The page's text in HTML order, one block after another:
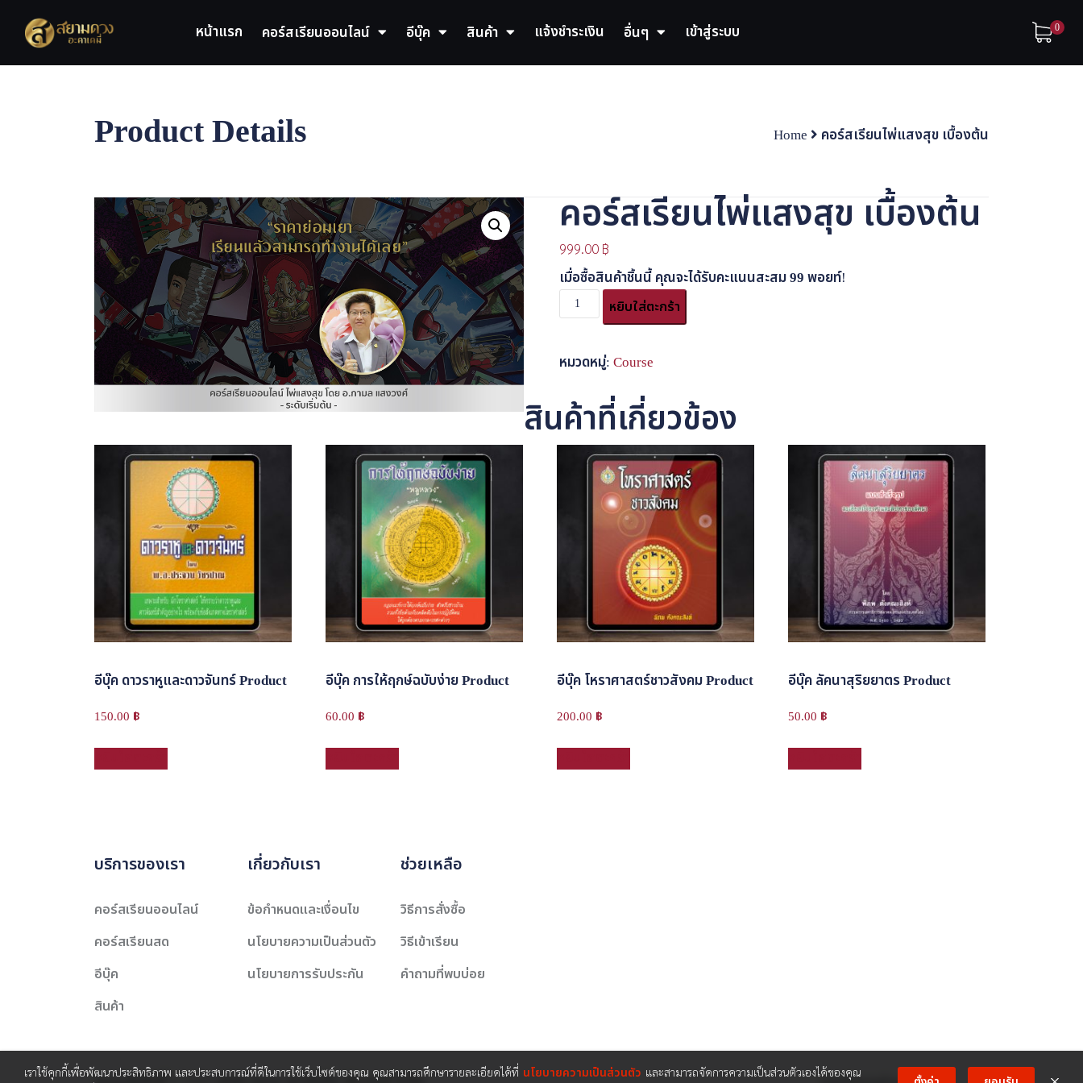
หน้าแรก คอร์สเรียนออนไลน์ อีบุ๊ค สินค้า แจ้งชำระเงิน อื่นๆ เข้าสู่ระบบ 0
Product Details Home คอร์สเรียนไพ่แสงสุข เบื้องต้น
คอร์สเรียนไพ่แสงสุข เบื้องต้น
999.00 ฿
เมื่อซื้อสินค้าชิ้นนี้ คุณจะได้รับคะแนนสะสม99พอยท์!
หยิบใส่ตะกร้า
หมวดหมู่:Course
สินค้าที่เกี่ยวข้อง
อีบุ๊ค ดาวราหูและดาวจันทร์ Product
150.00 ฿
อีบุ๊ค การให้ฤกษ์ฉบับง่าย Product
60.00 ฿
อีบุ๊ค โหราศาสตร์ชาวสังคม Product
200.00 ฿
อีบุ๊ค ลัคนาสุริยยาตร Product
50.00 ฿
บริการของเรา
คอร์สเรียนออนไลน์
คอร์สเรียนสด
อีบุ๊ค
สินค้า
เกี่ยวกับเรา
ข้อกำหนดและเงื่อนไข
นโยบายความเป็นส่วนตัว
นโยบายการรับประกัน
ช่วยเหลือ
วิธีการสั่งซื้อ
วิธีเข้าเรียน
คำถามที่พบบ่อย
เราใช้คุกกี้เพื่อพัฒนาประสิทธิภาพ และประสบการณ์ที่ดีในการใช้เว็บไซต์ของคุณ คุณสามารถศึกษารายละเอียดได้ที่ นโยบายความเป็นส่วนตัว และสามารถจัดการความเป็นส่วนตัวเองได้ของคุณ